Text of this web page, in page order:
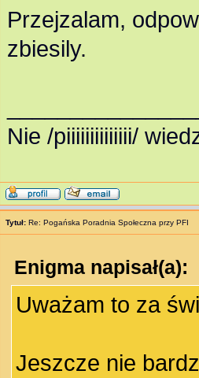
Przejzalam,
zbiesily.
Nie /piiiiiiiiiiiiii/
Tytuł: Re: Pogańska Poradnia Społeczna przy PFI
Enigma napisał(a):
Uważam to za
Jeszcze nie